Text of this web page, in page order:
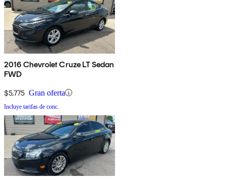
2016 Chevrolet Cruze LT Sedan
FWD
$5,775 Gran oferta
Incluye tarifas de conc.